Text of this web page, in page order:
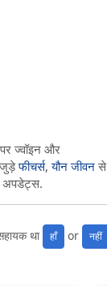
पर ज्वॉइन और
जुड़ेफीचर्स,यौन जीवनसे
अपडेट्स.
था हाँ or नहीं